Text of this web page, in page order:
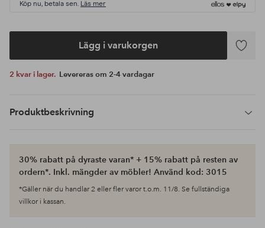
Köp nu, betala sen. Läs mer
Lägg i varukorgen
Lägg
2 kvar i lager. Levereras om 2-4 vardagar
Produktbeskrivning
30% rabatt på dyraste varan* + 15% rabatt på resten av
ordern*. Inkl. mängder av möbler! Använd kod: 3015
*Gäller när du handlar 2 eller fler varor t.o.m. 11/8. Se fullständiga
villkor i kassan.